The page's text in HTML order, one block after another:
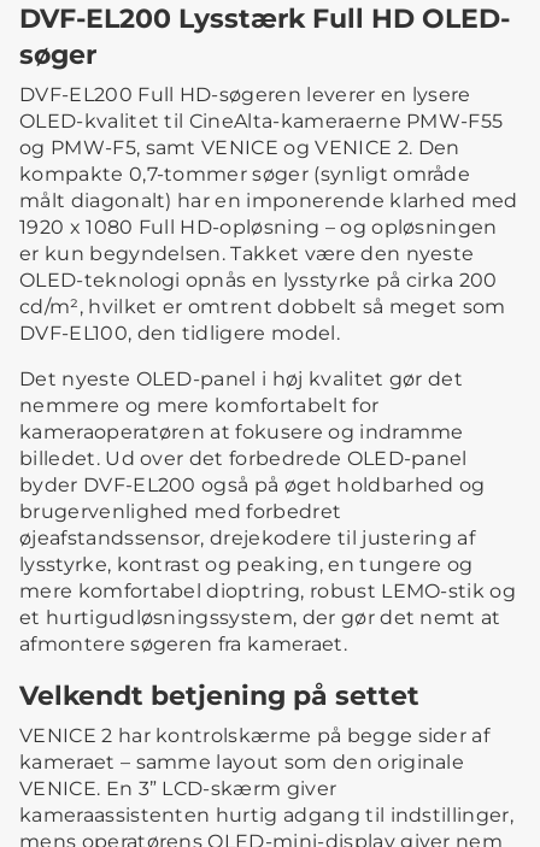
DVF-EL200 Lysstærk Full HD OLED-
søger
DVF-EL200 Full HD-søgeren leverer en lysere
OLED-kvalitet til CineAlta-kameraerne PMW-F55
og PMW-F5, samt VENICE og VENICE 2. Den
kompakte 0,7-tommer søger (synligt område
målt diagonalt) har en imponerende klarhed med
1920 x 1080 Full HD-opløsning – og opløsningen
er kun begyndelsen. Takket være den nyeste
OLED-teknologi opnås en lysstyrke på cirka 200
cd/m², hvilket er omtrent dobbelt så meget som
DVF-EL100, den tidligere model.
Det nyeste OLED-panel i høj kvalitet gør det
nemmere og mere komfortabelt for
kameraoperatøren at fokusere og indramme
billedet. Ud over det forbedrede OLED-panel
byder DVF-EL200 også på øget holdbarhed og
brugervenlighed med forbedret
øjeafstandssensor, drejekodere til justering af
lysstyrke, kontrast og peaking, en tungere og
mere komfortabel dioptring, robust LEMO-stik og
et hurtigudløsningssystem, der gør det nemt at
afmontere søgeren fra kameraet.
Velkendt betjening på settet
VENICE 2 har kontrolskærme på begge sider af
kameraet – samme layout som den originale
VENICE. En 3” LCD-skærm giver
kameraassistenten hurtig adgang til indstillinger,
mens operatørens OLED-mini-display giver nem